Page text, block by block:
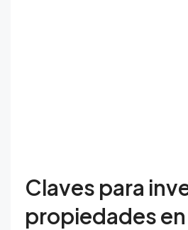
Claves para
propiedades